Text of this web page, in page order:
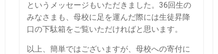
というメッセージもいただきました。36回生の
みなさまも、母校に足を運んだ際には生徒昇降
口の下駄箱をご覧いただければと思います。
以上、簡単ではございますが、母校への寄付に